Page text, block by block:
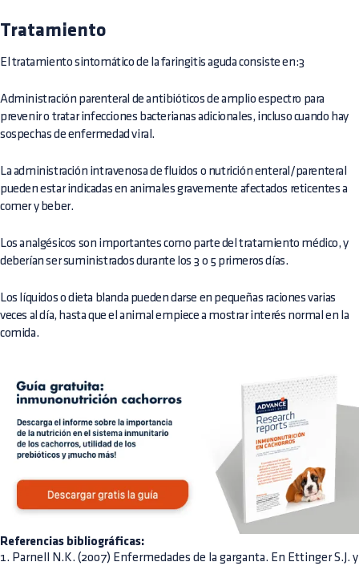
Tratamiento
El tratamiento sintomático de la faringitis aguda consiste en:3
Administración parenteral de antibióticos de amplio espectro para
prevenir o tratar infecciones bacterianas adicionales, incluso cuando hay
sospechas de enfermedad viral.
La administración intravenosa de fluidos o nutrición enteral/parenteral
pueden estar indicadas en animales gravemente afectados reticentes a
comer y beber.
Los analgésicos son importantes como parte del tratamiento médico, y
deberían ser suministrados durante los 3 o 5 primeros días.
Los líquidos o dieta blanda pueden darse en pequeñas raciones varias
veces al día, hasta que el animal empiece a mostrar interés normal en la
comida.
Referencias bibliográficas:
1. Parnell N.K. (2007) Enfermedades de la garganta. En Ettinger S.J. y